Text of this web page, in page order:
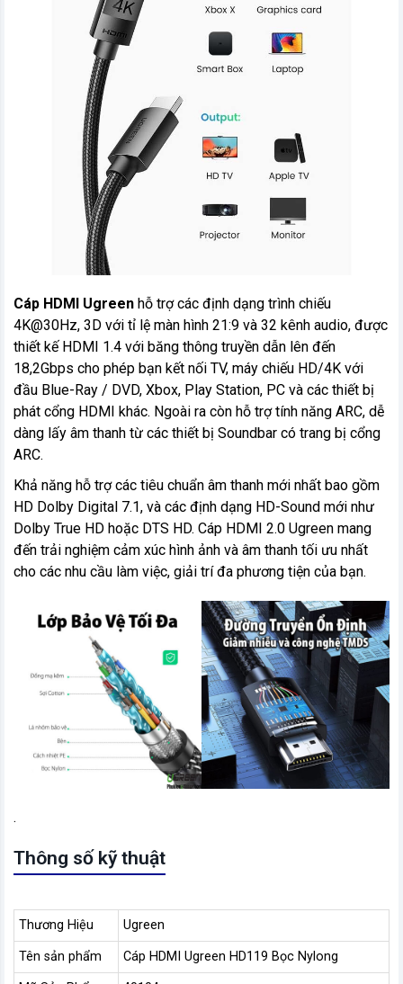
Cáp HDMI Ugreen hỗ trợ các định dạng trình chiếu
4K@30Hz, 3D với tỉ lệ màn hình 21:9 và 32 kênh audio, được
thiết kế HDMI 1.4 với băng thông truyền dẫn lên đến
18,2Gbps cho phép bạn kết nối TV, máy chiếu HD/4K với
đầu Blue-Ray / DVD, Xbox, Play Station, PC và các thiết bị
phát cổng HDMI khác. Ngoài ra còn hỗ trợ tính năng ARC, dễ
dàng lấy âm thanh từ các thiết bị Soundbar có trang bị cổng
ARC.
Khả năng hỗ trợ các tiêu chuẩn âm thanh mới nhất bao gồm
HD Dolby Digital 7.1, và các định dạng HD-Sound mới như
Dolby True HD hoặc DTS HD. Cáp HDMI 2.0 Ugreen mang
đến trải nghiệm cảm xúc hình ảnh và âm thanh tối ưu nhất
cho các nhu cầu làm việc, giải trí đa phương tiện của bạn.
.
Thông số kỹ thuật
Thương Hiệu Ugreen
Tên sản phẩm Cáp HDMI Ugreen HD119 Bọc Nylong